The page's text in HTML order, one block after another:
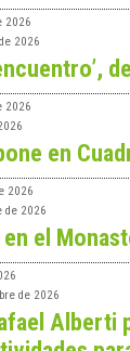
2026
2026
2026
en
2026
de 2026
el
de 2026
Alberti